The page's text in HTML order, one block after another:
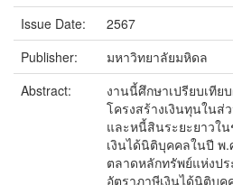
Issue Date:
2567
Publisher:
มหาวิทยาลัยมหิดล
Abstract:
งานนี้ศึกษาเปรียบเทีย
โครงสร้างเงินทุนใน
และหนี้สินระยะยาวใ
เงินได้นิติบุคคลในปี พ
ตลาดหลักทรัพย์แห่งปร
อัตราภาษีเงินได้นิติบุ